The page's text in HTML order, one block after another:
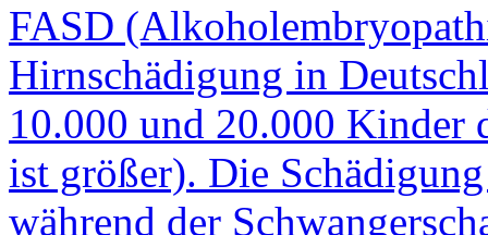
FASD
Hirnschädigung in
10.000 und 20.000
ist größer). Die
während der